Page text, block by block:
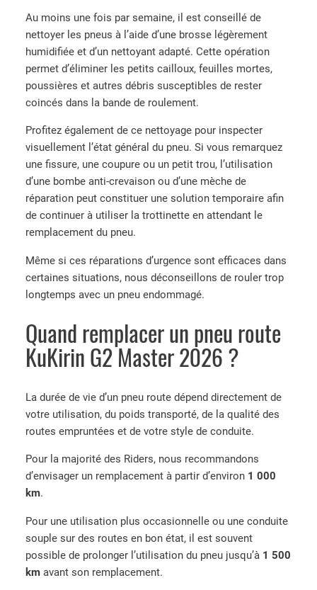
5
–
.
5
)
Au moins une fois par semaine, il est conseillé de
nettoyer les pneus à l’aide d’une brosse légèrement
humidifiée et d’un nettoyant adapté. Cette opération
permet d’éliminer les petits cailloux, feuilles mortes,
poussières et autres débris susceptibles de rester
coincés dans la bande de roulement.
Profitez également de ce nettoyage pour inspecter
visuellement l’état général du pneu. Si vous remarquez
une fissure, une coupure ou un petit trou, l’utilisation
d’une bombe anti-crevaison ou d’une mèche de
réparation peut constituer une solution temporaire afin
de continuer à utiliser la trottinette en attendant le
remplacement du pneu.
Même si ces réparations d’urgence sont efficaces dans
certaines situations, nous déconseillons de rouler trop
longtemps avec un pneu endommagé.
Quand remplacer un pneu route
KuKirin G2 Master 2026 ?
La durée de vie d’un pneu route dépend directement de
votre utilisation, du poids transporté, de la qualité des
routes empruntées et de votre style de conduite.
Pour la majorité des Riders, nous recommandons
d’envisager un remplacement à partir d’environ 1 000
km.
Pour une utilisation plus occasionnelle ou une conduite
souple sur des routes en bon état, il est souvent
possible de prolonger l’utilisation du pneu jusqu’à 1 500
km avant son remplacement.